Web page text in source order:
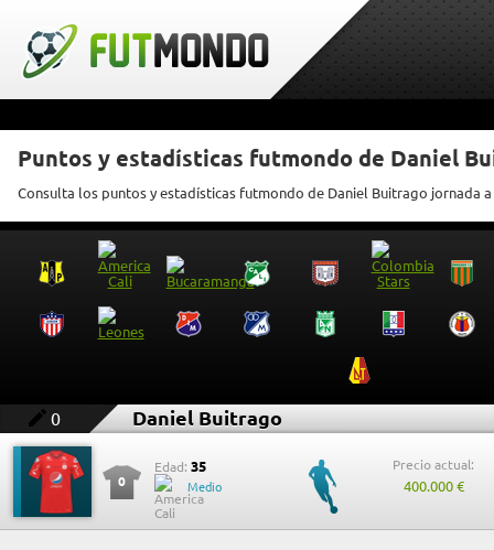
Puntos y estadísticas futmondo de Daniel
Consulta los puntos y estadísticas futmondo de Daniel Buitrago jornada
0 Daniel Buitrago
0
Edad: 35
Medio
Precio actual:
400.000 €